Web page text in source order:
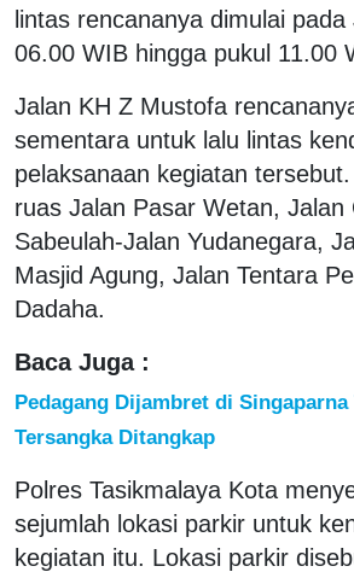
lintas rencananya dimulai pada
06.00 WIB hingga pukul 11.00
Jalan KH Z Mustofa
sementara untuk lalu lintas
pelaksanaan kegiatan
ruas Jalan Pasar Wetan, Jalan
Sabeulah-Jalan Yudanegara,
Masjid Agung, Jalan Tentara
Dadaha.
Baca Juga :
Pedagang Dijambret di Singaparna
Tersangka Ditangkap
Polres Tasikmalaya Kota
sejumlah lokasi parkir untuk
kegiatan itu. Lokasi parkir